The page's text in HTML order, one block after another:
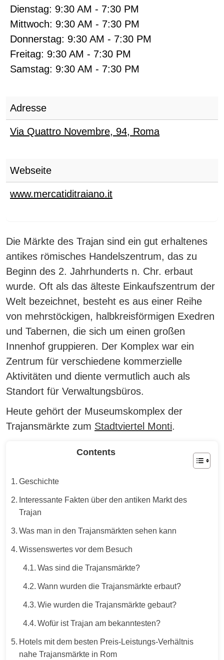
Dienstag: 9:30 AM - 7:30 PM
Mittwoch: 9:30 AM - 7:30 PM
Donnerstag: 9:30 AM - 7:30 PM
Freitag: 9:30 AM - 7:30 PM
Samstag: 9:30 AM - 7:30 PM
Adresse
Via Quattro Novembre, 94, Roma
Webseite
www.mercatiditraiano.it
Die Märkte des Trajan sind ein gut erhaltenes
antikes römisches Handelszentrum, das zu
Beginn des 2. Jahrhunderts n. Chr. erbaut
wurde. Oft als das älteste Einkaufszentrum der
Welt bezeichnet, besteht es aus einer Reihe
von mehrstöckigen, halbkreisförmigen Exedren
und Tabernen, die sich um einen großen
Innenhof gruppieren. Der Komplex war ein
Zentrum für verschiedene kommerzielle
Aktivitäten und diente vermutlich auch als
Standort für Verwaltungsbüros.
Heute gehört der Museumskomplex der
Trajansmärkte zum Stadtviertel Monti.
Contents
Geschichte
Interessante Fakten über den antiken Markt des
Trajan
Was man in den Trajansmärkten sehen kann
Wissenswertes vor dem Besuch
Was sind die Trajansmärkte?
Wann wurden die Trajansmärkte erbaut?
Wie wurden die Trajansmärkte gebaut?
Wofür ist Trajan am bekanntesten?
Hotels mit dem besten Preis‑Leistungs‑Verhältnis
nahe Trajansmärkte in Rom